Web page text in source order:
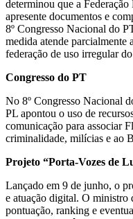
determinou que a
apresente documentos e
8º Congresso Nacional do
medida atende parcialmente
federação de uso irregular
Congresso do PT
No 8º Congresso Nacional
PL apontou o uso de
comunicação para associar
criminalidade, milícias e ao
Projeto “Porta-Vozes de
Lançado em 9 de junho, o
e atuação digital. O ministro
pontuação, ranking e